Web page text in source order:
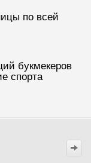
по всей
букмекеров
спорта